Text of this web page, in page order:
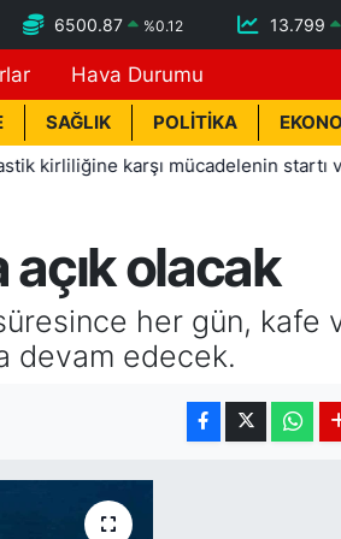
6500.87 %0.12 13.799
Hava Durumu
SAĞLIK POLİTİKA
karşı mücadelenin startı verildi
olacak
her gün, kafe
devam edecek.